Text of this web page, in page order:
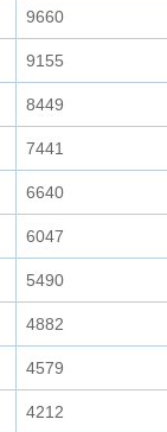
9660
9155
8449
7441
6640
6047
5490
4882
4579
4212